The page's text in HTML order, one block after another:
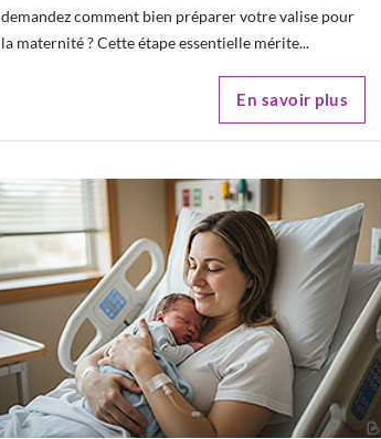
demandez comment bien préparer votre valise pour
la maternité ? Cette étape essentielle mérite...
En savoir plus